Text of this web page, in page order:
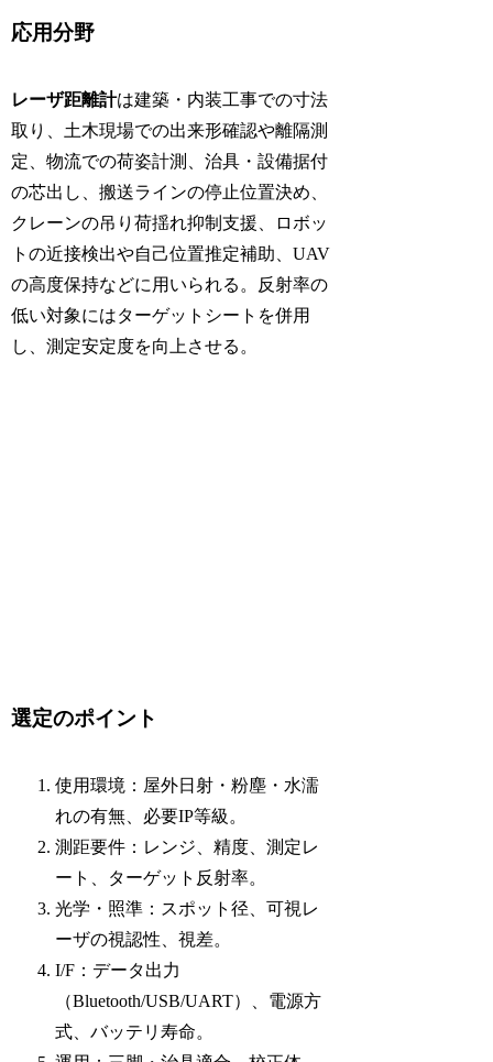
応用分野
レーザ距離計は建築・内装工事での寸法
取り、土木現場での出来形確認や離隔測
定、物流での荷姿計測、治具・設備据付
の芯出し、搬送ラインの停止位置決め、
クレーンの吊り荷揺れ抑制支援、ロボッ
トの近接検出や自己位置推定補助、UAV
の高度保持などに用いられる。反射率の
低い対象にはターゲットシートを併用
し、測定安定度を向上させる。
選定のポイント
使用環境：屋外日射・粉塵・水濡
れの有無、必要IP等級。
測距要件：レンジ、精度、測定レ
ート、ターゲット反射率。
光学・照準：スポット径、可視レ
ーザの視認性、視差。
I/F：データ出力
（Bluetooth/USB/UART）、電源方
式、バッテリ寿命。